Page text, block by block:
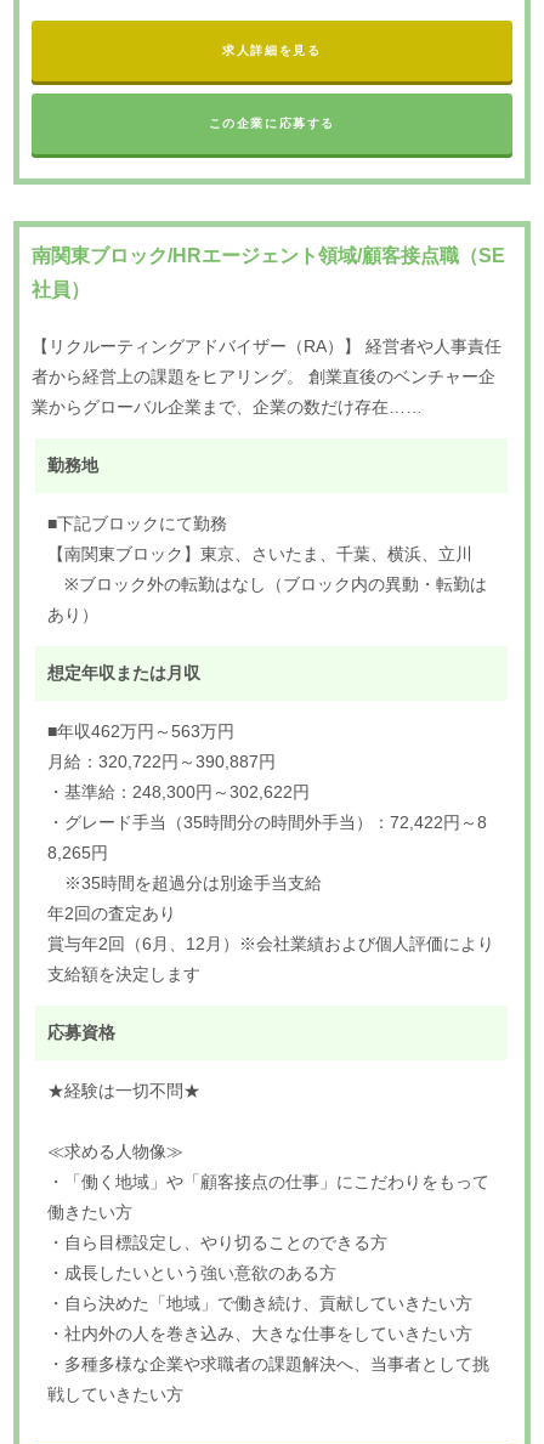
求人詳細を見る
この企業に応募する
南関東ブロック/HRエージェント領域/顧客接点職（SE
社員）
【リクルーティングアドバイザー（RA）】 経営者や人事責任
者から経営上の課題をヒアリング。 創業直後のベンチャー企
業からグローバル企業まで、企業の数だけ存在……
勤務地
■下記ブロックにて勤務
【南関東ブロック】東京、さいたま、千葉、横浜、立川
※ブロック外の転勤はなし（ブロック内の異動・転勤は
あり）
想定年収または月収
■年収462万円～563万円
月給：320,722円～390,887円
・基準給：248,300円～302,622円
・グレード手当（35時間分の時間外手当）：72,422円～8
8,265円
※35時間を超過分は別途手当支給
年2回の査定あり
賞与年2回（6月、12月）※会社業績および個人評価により
支給額を決定します
応募資格
★経験は一切不問★
≪求める人物像≫
・「働く地域」や「顧客接点の仕事」にこだわりをもって
働きたい方
・自ら目標設定し、やり切ることのできる方
・成長したいという強い意欲のある方
・自ら決めた「地域」で働き続け、貢献していきたい方
・社内外の人を巻き込み、大きな仕事をしていきたい方
・多種多様な企業や求職者の課題解決へ、当事者として挑
戦していきたい方